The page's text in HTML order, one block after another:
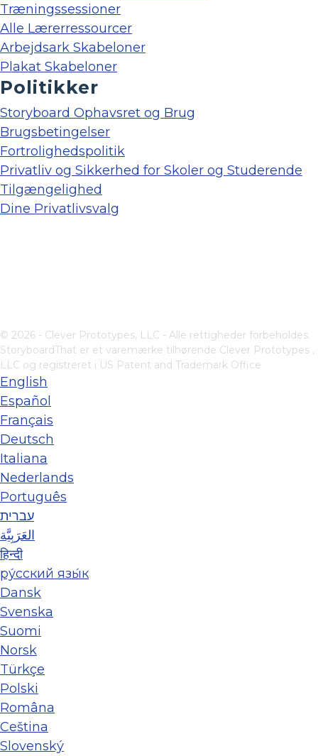
Træningssessioner
Alle Lærerressourcer
Arbejdsark Skabeloner
Plakat Skabeloner
Politikker
Storyboard Ophavsret og Brug
Brugsbetingelser
Fortrolighedspolitik
Privatliv og Sikkerhed for Skoler og Studerende
Tilgængelighed
Dine Privatlivsvalg
© 2026 - Clever Prototypes, LLC - Alle rettigheder forbeholdes.
StoryboardThat er et varemærke tilhørende Clever Prototypes ,
LLC og registreret i US Patent and Trademark Office
English
Español
Français
Deutsch
Italiana
Nederlands
Português
עברית
العَرَبِيَّة
हिन्दी
ру́сский язы́к
Dansk
Svenska
Suomi
Norsk
Türkçe
Polski
Româna
Ceština
Slovenský